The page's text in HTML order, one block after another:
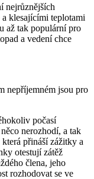
nejrůznějších
klesajícími teplotami
až tak populární pro
a vedení chce
nepříjemném jsou pro
počasí
nerozhodí, a tak
přináší zážitky a
otestují zátěž
člena, jeho
rozhodovat se ve